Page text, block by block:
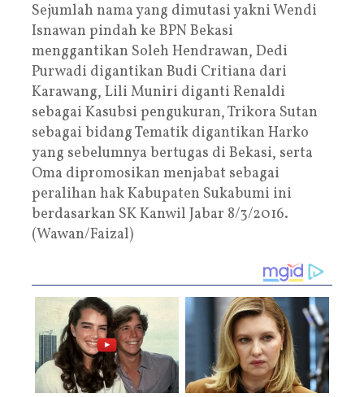
Sejumlah nama yang dimutasi yakni Wendi
Isnawan pindah ke BPN Bekasi
menggantikan Soleh Hendrawan, Dedi
Purwadi digantikan Budi Critiana dari
Karawang, Lili Muniri diganti Renaldi
sebagai Kasubsi pengukuran, Trikora Sutan
sebagai bidang Tematik digantikan Harko
yang sebelumnya bertugas di Bekasi, serta
Oma dipromosikan menjabat sebagai
peralihan hak Kabupaten Sukabumi ini
berdasarkan SK Kanwil Jabar 8/3/2016.
(Wawan/Faizal)